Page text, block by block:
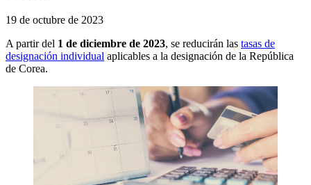
19 de octubre de 2023
A partir del 1 de diciembre de 2023, se reducirán las tasas de
designación individual aplicables a la designación de la República
de Corea.